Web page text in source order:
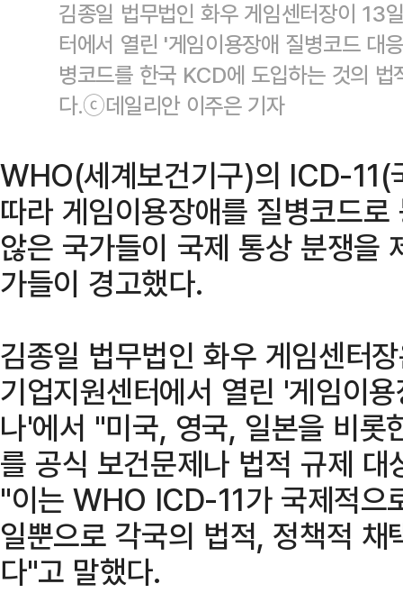
김종일 법무법인 화우 게임센터장이 13
터에서 열린 '게임이용장애 질병코드 대
병코드를 한국 KCD에 도입하는 것의
다.ⓒ데일리안 이주은 기자
WHO(세계보건기구)의 ICD-11(
따라 게임이용장애를 질병코드
않은 국가들이 국제 통상 분쟁을
가들이 경고했다.
김종일 법무법인 화우 게임센터
기업지원센터에서 열린 '게임이
나'에서 "미국, 영국, 일본을 비롯
를 공식 보건문제나 법적 규제
"이는 WHO ICD-11가 국제적으
일뿐으로 각국의 법적, 정책적
다"고 말했다.